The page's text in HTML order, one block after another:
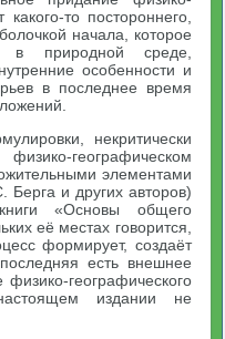
то постороннего,
начала, которое
в природной среде,
особенности и
в последнее время
некритически
географическом
элементами
Берга и других авторов)
«Основы общего
её местах говорится,
формирует, создаёт
есть внешнее
географического
издании не